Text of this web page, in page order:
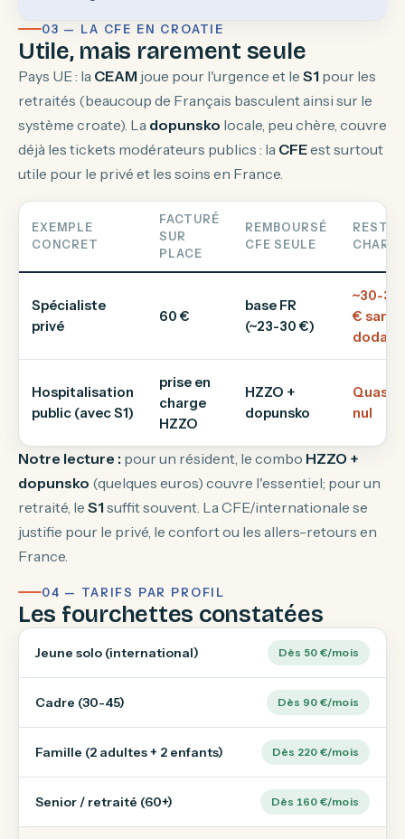
03 — LA CFE EN CROATIE
Utile, mais rarement seule
Pays UE : la CEAM joue pour l'urgence et le S1 pour les
retraités (beaucoup de Français basculent ainsi sur le
système croate). La dopunsko locale, peu chère, couvre
déjà les tickets modérateurs publics : la CFEest surtout
utile pour le privé et les soins en France.
EXEMPLE
CONCRET
FACTURÉ
SUR
PLACE
REMBOURSÉ
CFE SEULE
RESTE
Spécialiste
privé
60 €
base FR
(~23-30 €)
~30-37
€ sans
Hospitalisation
public (avec S1)
prise en
charge
HZZO
HZZO +
dopunsko
Quasi
nul
Notre lecture : pour un résident, le combo HZZO +
dopunsko (quelques euros) couvre l'essentiel; pour un
retraité, le S1 suffit souvent. La CFE/internationale se
justifie pour le privé, le confort ou les allers-retours en
France.
04 — TARIFS PAR PROFIL
Les fourchettes constatées
Jeune solo (international) Dès 50 €/mois
Cadre (30-45) Dès 90 €/mois
Famille (2 adultes + 2 enfants) Dès 220 €/mois
Senior / retraité (60+) Dès 160 €/mois